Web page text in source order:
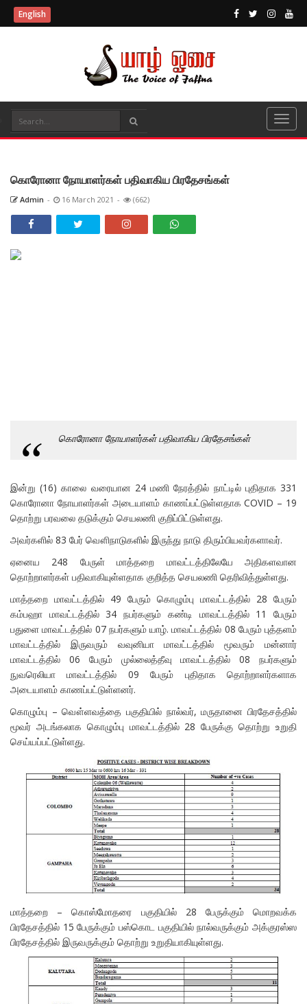
English
கொரோனா நோயாளர்கள் பதிவாகிய பிரதேசங்கள்
Admin - 16 March 2021 - (662)
கொரோனா நோயாளர்கள் பதிவாகிய பிரதேசங்கள்
இன்று (16) காலை வரையான 24 மணி நேரத்தில் நாட்டில் புதிதாக 331
கொரோனா நோயாளர்கள் அடையாளம் காணப்பட்டுள்ளதாக COVID – 19
தொற்று பரவலை தடுக்கும் செயலணி குறிப்பிட்டுள்ளது.
அவர்களில் 83 பேர் வௌிநாடுகளில் இருந்து நாடு திரும்பியவர்களாவர்.
ஏனைய 248 பேருள் மாத்தறை மாவட்டத்திலேயே அதிகளவான
தொற்றாளர்கள் பதிவாகியுள்ளதாக குறித்த செயலணி தெரிவித்துள்ளது.
மாத்தறை மாவட்டத்தில் 49 பேரும் கொழும்பு மாவட்டத்தில் 28 பேரும்
கம்பஹா மாவட்டத்தில் 34 நபர்களும் கண்டி மாவட்டத்தில் 11 பேரும்
பதுளை மாவட்டத்தில் 07 நபர்களும் யாழ். மாவட்டத்தில் 08 பேரும் புத்தளம்
மாவட்டத்தில் இருவரும் வவுனியா மாவட்டத்தில் மூவரும் மன்னார்
மாவட்டத்தில் 06 பேரும் முல்லைத்தீவு மாவட்டத்தில் 08 நபர்களும்
நுவரெலியா மாவட்டத்தில் 09 பேரும் புதிதாக தொற்றாளர்களாக
அடையாளம் காணப்பட்டுள்ளனர்.
கொழும்பு – வௌ்ளவத்தை பகுதியில் நால்வர், மருதானை பிரதேசத்தில்
மூவர் அடங்கலாக கொழும்பு மாவட்டத்தில் 28 பேருக்கு தொற்று உறுதி
செய்யப்பட்டுள்ளது.
மாத்தறை – கொஸ்மோதரை பகுதியில் 28 பேருக்கும் மொறவக்க
பிரதேசத்தில் 15 பேருக்கும் பஸ்கொட பகுதியில் நால்வருக்கும் அக்குரஸ்ஸ
பிரதேசத்தில் இருவருக்கும் தொற்று உறுதியாகியுள்ளது.